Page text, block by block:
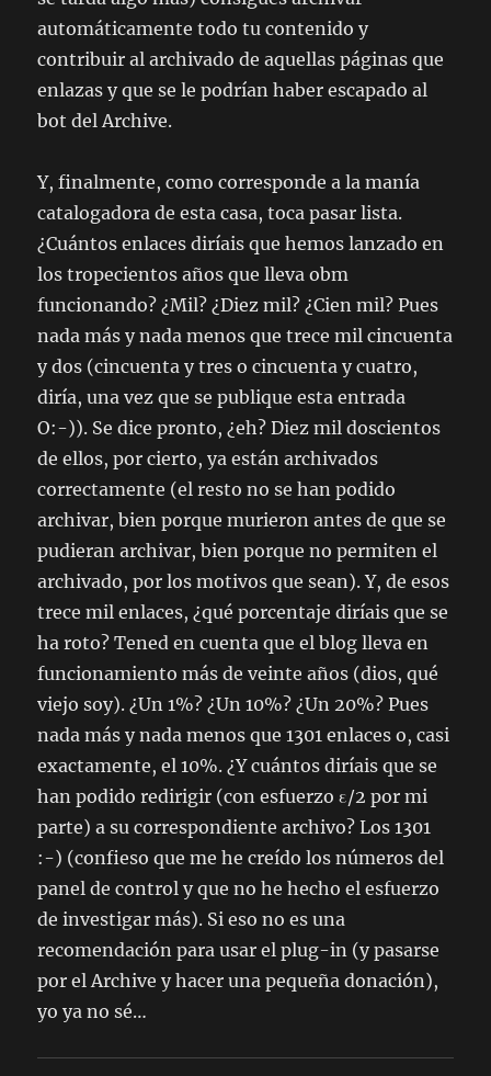
automáticamente todo tu contenido y
contribuir al archivado de aquellas páginas que
enlazas y que se le podrían haber escapado al
bot delArchive.
Y, finalmente, como corresponde a la manía
catalogadora de esta casa, toca pasar lista.
¿Cuántos enlaces diríais que hemos lanzado en
los tropecientos años que lleva obm
funcionando? ¿Mil? ¿Diez mil? ¿Cien mil? Pues
nada más y nada menos que trece mil cincuenta
y dos (cincuenta y tres o cincuenta y cuatro,
diría, una vez que se publique esta entrada
O:-)). Se dice pronto, ¿eh? Diez mil doscientos
de ellos, por cierto, ya están archivados
correctamente (el resto no se han podido
archivar, bien porque murieron antes de que se
pudieran archivar, bien porque no permiten el
archivado, por los motivos que sean). Y, de esos
trece mil enlaces, ¿qué porcentaje diríais que se
ha roto? Tened en cuenta que el blog lleva en
funcionamiento más de veinte años (dios, qué
viejo soy). ¿Un 1%? ¿Un 10%? ¿Un 20%? Pues
nada más y nada menos que 1301 enlaces o, casi
exactamente, el 10%. ¿Y cuántos diríais que se
han podido redirigir (con esfuerzo ε/2 por mi
parte) a su correspondiente archivo? Los 1301
:-) (confieso que me he creído los números del
panel de control y que no he hecho el esfuerzo
de investigar más). Si eso no es una
recomendación para usar el plug-in (y pasarse
por elArchive y hacer una pequeña donación),
yo ya no sé…